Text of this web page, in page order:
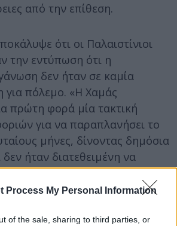
Process My Personal Information
of the sale, sharing to third parties, or
από την επίθεση.
ότι οι Παλαιστίνιοι
την εντύπωση ότι η
δεν ήταν σε καμία
για πόλεμο. «Η Χαμάς
πρώτη φορά μία τακτική
για να παραπλανήσει το
μήνες, δίνοντας δημόσια
ήταν διατεθειμένη να
ή αντιπαράθεση με το Ισραήλ
γι’ αυτή την τεράστια